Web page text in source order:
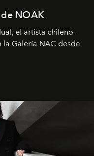
NOAK
el artista chileno-
la Galería NAC desde